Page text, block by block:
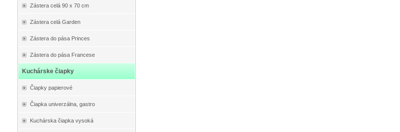
Zástera celá 90 x 70 cm
Zástera celá Garden
Zástera do pása Princes
Zástera do pása Francese
Kuchárske čiapky
Čiapky papierové
Čiapka univerzálna, gastro
Kuchárska čiapka vysoká